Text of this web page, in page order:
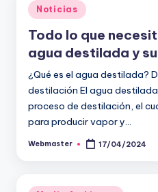
Publicado
en
Noticias
Todo lo que
agua destilada y
¿Qué es el agua destilada?
destilación El agua
proceso de destilación, el
para producir vapor y…
Publicado
Webmaster 17/04/2024